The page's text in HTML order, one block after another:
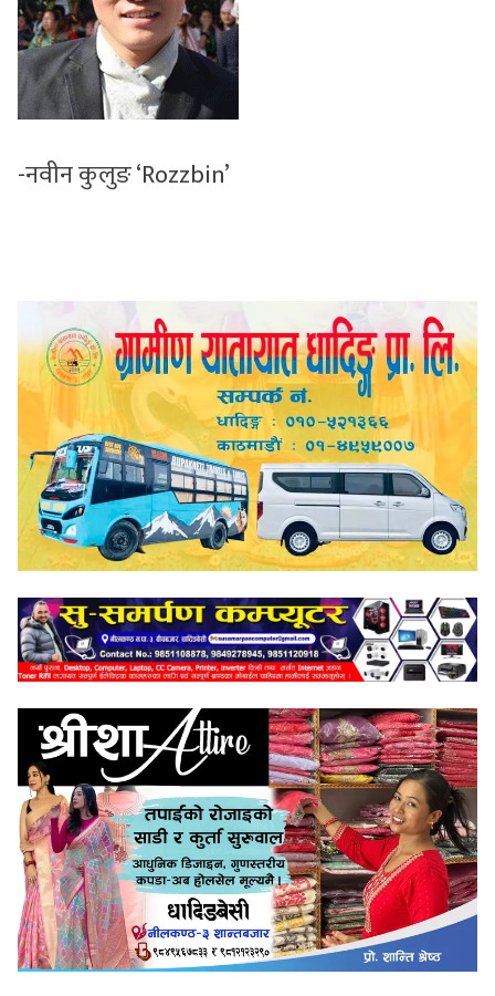
-नवीन कुलुङ ‘Rozzbin’